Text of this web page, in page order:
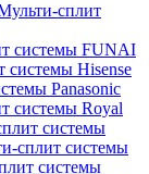
сплит
системы FUNAI
системы Hisense
Panasonic
системы Royal
системы
сплит системы
системы